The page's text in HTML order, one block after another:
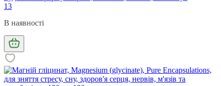
13
В наявності